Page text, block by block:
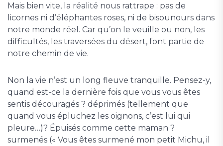
Mais bien vite, la réalité nous rattrape : pas de
licornes ni d’éléphantes roses, ni de bisounours dans
notre monde réel. Car qu’on le veuille ou non, les
difficultés, les traversées du désert, font partie de
notre chemin de vie.
Non la vie n’est un long fleuve tranquille. Pensez-y,
quand est-ce la dernière fois que vous vous êtes
sentis découragés ? déprimés (tellement que
quand vous épluchez les oignons, c’est lui qui
pleure…)? Épuisés comme cette maman ?
surmenés (« Vous êtes surmené mon petit Michu, il